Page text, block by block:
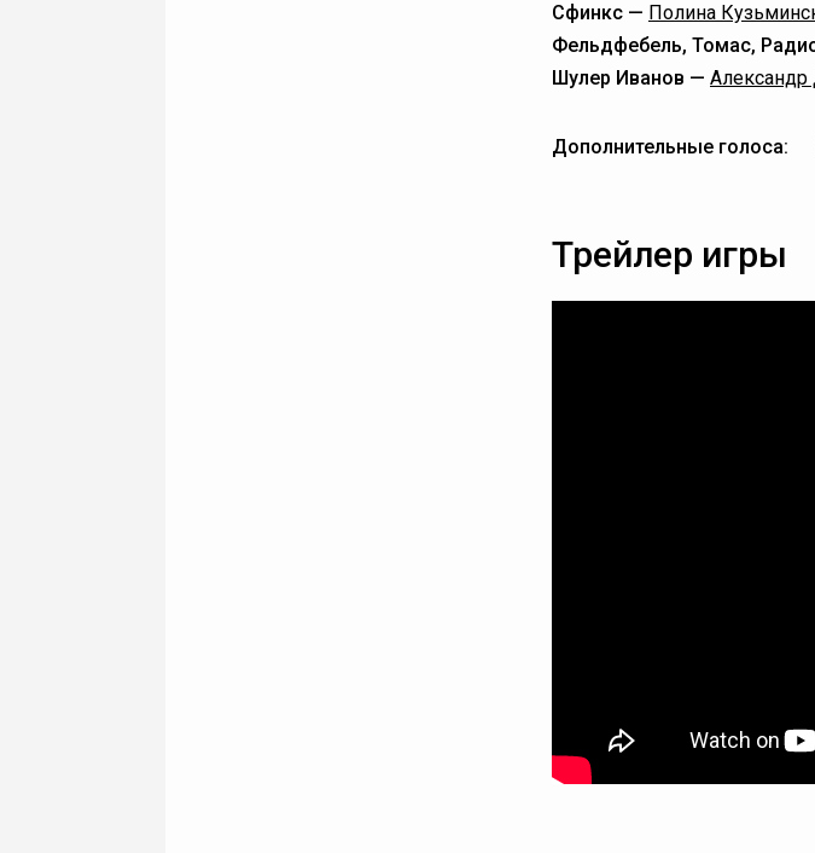
Сфинкс — Полина
Фельдфебель, Томас,
Шулер Иванов —
Дополнительные голоса:
Трейлер игры